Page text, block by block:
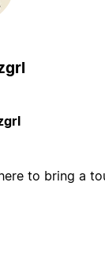
to bring a